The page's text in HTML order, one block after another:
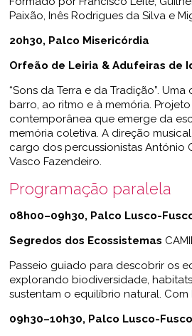
Paixão, Inês Rodrigues da Silva e
20h30, Palco Misericórdia
Orfeão de Leiria & Adufeiras de
“Sons da Terra e da Tradição”.
barro, ao ritmo e à memória.
contemporânea que emerge da
memória coletiva. A direção
cargo dos percussionistas António
Vasco Fazendeiro.
Programação paralela
08h00–09h30, Palco Lusco-
Segredos dos Ecossistemas
Passeio guiado para descobrir os
explorando biodiversidade,
sustentam o equilíbrio natural. Com
09h30–10h30, Palco Lusco-Fusco